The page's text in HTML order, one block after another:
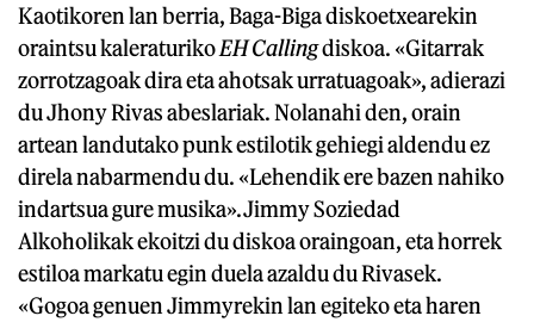
Kaotikoren lan berria, Baga-Biga diskoetxearekin
oraintsu kaleraturikoEH Callingdiskoa. «Gitarrak
zorrotzagoak dira eta ahotsak urratuagoak», adierazi
du Jhony Rivas abeslariak. Nolanahi den, orain
artean landutako punk estilotik gehiegi aldendu ez
direla nabarmendu du. «Lehendik ere bazen nahiko
indartsua gure musika».Jimmy Soziedad
Alkoholikak ekoitzi du diskoa oraingoan, eta horrek
estiloa markatu egin duela azaldu du Rivasek.
«Gogoa genuen Jimmyrekin lan egiteko eta haren